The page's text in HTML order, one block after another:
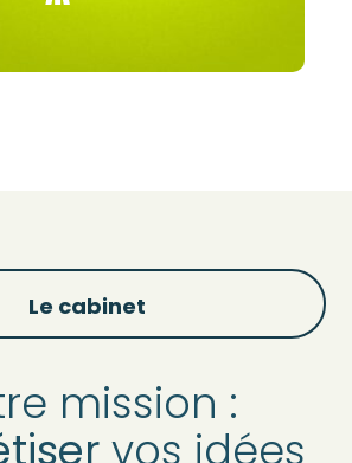
Le cabinet
mission :
vos idées